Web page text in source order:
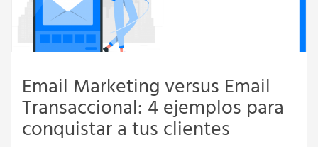
Email Marketing versus Email
Transaccional: 4 ejemplos para
conquistar a tus clientes